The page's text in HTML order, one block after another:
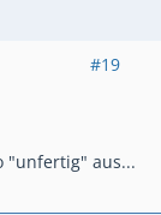
#19
"unfertig" aus...